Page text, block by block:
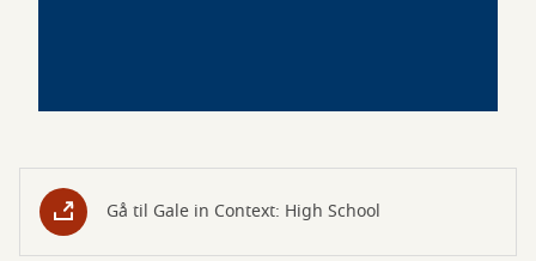
Gå til Gale in Context: High School